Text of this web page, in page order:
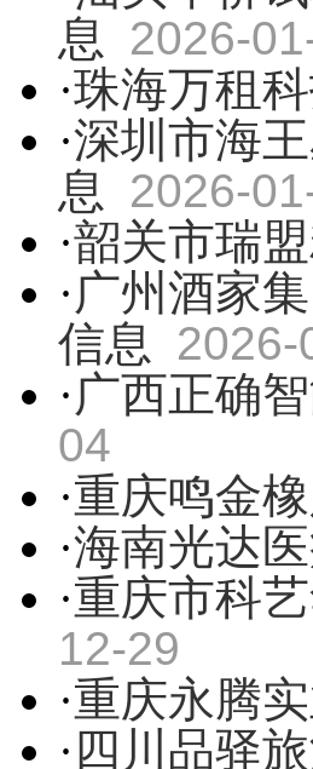
息 2026-
·珠海万租
·深圳市海
息 2026-
·韶关市瑞
·广州酒家
信息 2026-
·广西正确
04
·重庆鸣金
·海南光达
·重庆市科
12-29
·重庆永腾
· 四川品驿